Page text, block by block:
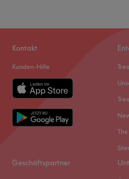
Kontakt
Kunden-Hilfe
Geschäftspartner